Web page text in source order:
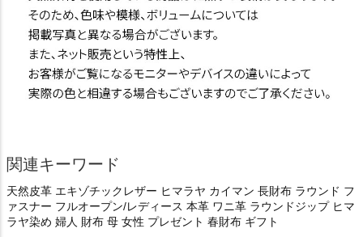
関連キーワード
天然皮革 エキゾチックレザー ヒマラヤ カイマン 長財布 ラウンド フ
ァスナー フルオープン/レディース 本革 ワニ革 ラウンドジップ ヒマ
ラヤ染め 婦人 財布 母 女性 プレゼント 春財布 ギフト